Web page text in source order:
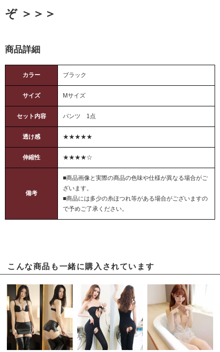
ぞ ＞＞＞
商品詳細
カラー ブラック
サイズ Mサイズ
セット内容 パンツ 1点
透け感 ★★★★★
伸縮性 ★★★★☆
備考
■商品画像と実際の商品の色味や仕様が異なる場合がご
ざいます。
■商品には多少の糸ほつれ等がある場合がございますの
で予めご了承ください。
こんな商品も一緒に購入されています